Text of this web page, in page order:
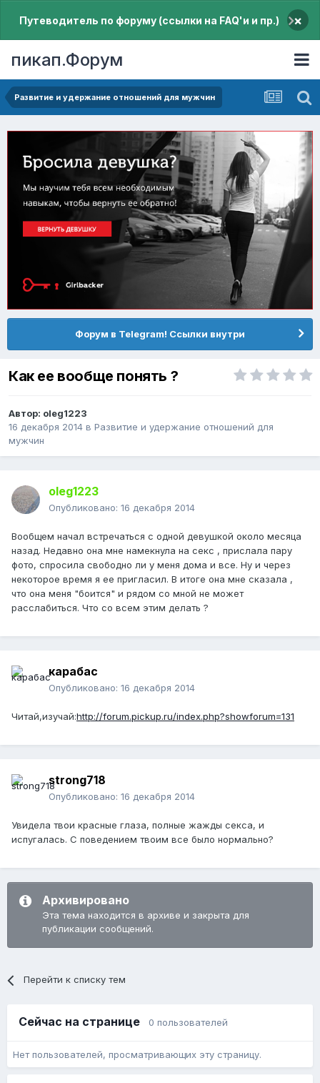
Путеводитель по форуму (ссылки на FAQ'и и пр.) ×
пикап.Форум
Pазвитие и удержание отношений для мужчин
Форум в Telegram! Ссылки внутри
Как ее вообще понять ?
Автор: oleg1223
16 декабря 2014 в Pазвитие и удержание отношений для
мужчин
oleg1223
Опубликовано: 16 декабря 2014
Вообщем начал встречаться с одной девушкой около месяца
назад. Недавно она мне намекнула на секс , прислала пару
фото, спросила свободно ли у меня дома и все. Ну и через
некоторое время я ее пригласил. В итоге она мне сказала ,
что она меня "боится" и рядом со мной не может
расслабиться. Что со всем этим делать ?
карабас
Опубликовано: 16 декабря 2014
Читай,изучай:http://forum.pickup.ru/index.php?showforum=131
strong718
Опубликовано: 16 декабря 2014
Увидела твои красные глаза, полные жажды секса, и
испугалась. С поведением твоим все было нормально?
Архивировано
Эта тема находится в архиве и закрыта для
публикации сообщений.
Перейти к списку тем
Сейчас на странице 0 пользователей
Нет пользователей, просматривающих эту страницу.